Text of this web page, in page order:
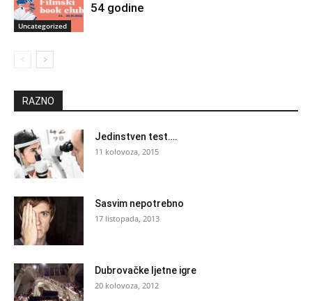
Uncategorized
54 godine
RAZNO
Jedinstven test….
11 kolovoza, 2015
Sasvim nepotrebno
17 listopada, 2013
Dubrovačke ljetne igre
20 kolovoza, 2012